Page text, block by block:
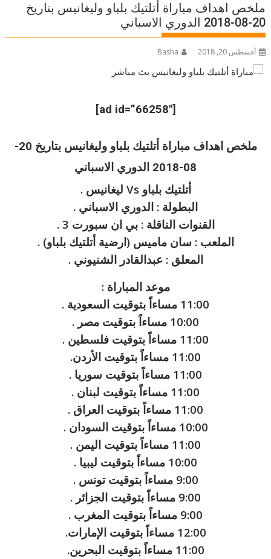
ملخص اهداف مباراة أتلتيك بلباو وليغانيس بتاريخ
20-08-2018 الدوري الاسباني
أغسطس 20, 2018 Basha
[ad id=”66258″]
ملخص اهداف مباراة أتلتيك بلباو وليغانيس بتاريخ 20-
08-2018 الدوري الاسباني
أتلتيك بلباو Vs ليغانيس .
البطولة : الدوري الاسباني .
القنوات الناقلة : بي ان سبورت 3 .
الملعب : سان ماميس (ارضية أتلتيك بلباو) .
المعلق : عبدالقادر الشنيوني .
موعد المباراة :
11:00 مساءاً بتوقيت السعودية .
10:00 مساءاً بتوقيت مصر .
11:00 مساءاً بتوقيت فلسطين .
11:00 مساءاً بتوقيت الأردن.
11:00 مساءاً بتوقيت سوريا .
11:00 مساءاً بتوقيت لبنان .
11:00 مساءاً بتوقيت العراق .
10:00 مساءاً بتوقيت السودان .
11:00 مساءاً بتوقيت اليمن .
10:00 مساءاً بتوقيت ليبيا .
9:00 مساءاً بتوقيت تونس .
9:00 مساءاً بتوقيت الجزائر .
9:00 مساءاً بتوقيت المغرب .
12:00 مساءاً بتوقيت الإمارات.
11:00 مساءاً بتوقيت البحرين.